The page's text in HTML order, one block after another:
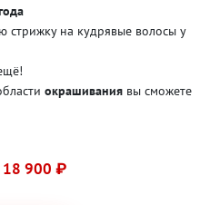
на кудрявые волосы у
окрашивания вы сможете
18 900 ₽